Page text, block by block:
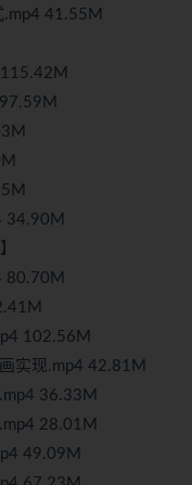
.mp4 41.55M
34.90M
80.70M
102.56M
实现.mp4 42.81M
36.33M
28.01M
49.09M